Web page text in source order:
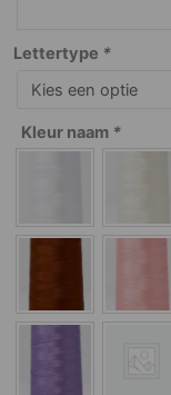
Lettertype *
Kleur naam *